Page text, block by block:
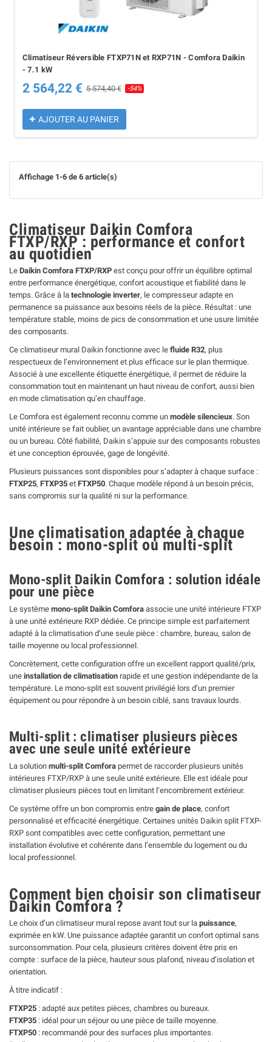
Climatiseur Réversible FTXP71N et RXP71N - Comfora Daikin
- 7.1 kW
2 564,22 € 5 574,40 € -54%
AJOUTER AU PANIER
Affichage 1-6 de 6 article(s)
Climatiseur Daikin Comfora
FTXP/RXP : performance et confort
au quotidien
Le Daikin Comfora FTXP/RXP est conçu pour offrir un équilibre optimal
entre performance énergétique, confort acoustique et fiabilité dans le
temps. Grâce à la technologie inverter, le compresseur adapte en
permanence sa puissance aux besoins réels de la pièce. Résultat : une
température stable, moins de pics de consommation et une usure limitée
des composants.
Ce climatiseur mural Daikin fonctionne avec le fluide R32, plus
respectueux de l’environnement et plus efficace sur le plan thermique.
Associé à une excellente étiquette énergétique, il permet de réduire la
consommation tout en maintenant un haut niveau de confort, aussi bien
en mode climatisation qu’en chauffage.
Le Comfora est également reconnu comme un modèle silencieux. Son
unité intérieure se fait oublier, un avantage appréciable dans une chambre
ou un bureau. Côté fiabilité, Daikin s’appuie sur des composants robustes
et une conception éprouvée, gage de longévité.
Plusieurs puissances sont disponibles pour s’adapter à chaque surface :
FTXP25, FTXP35 et FTXP50. Chaque modèle répond à un besoin précis,
sans compromis sur la qualité ni sur la performance.
Une climatisation adaptée à chaque
besoin : mono-split ou multi-split
Mono-split Daikin Comfora : solution idéale
pour une pièce
Le système mono-split Daikin Comfora associe une unité intérieure FTXP
à une unité extérieure RXP dédiée. Ce principe simple est parfaitement
adapté à la climatisation d’une seule pièce : chambre, bureau, salon de
taille moyenne ou local professionnel.
Concrètement, cette configuration offre un excellent rapport qualité/prix,
une installation de climatisation rapide et une gestion indépendante de la
température. Le mono-split est souvent privilégié lors d’un premier
équipement ou pour répondre à un besoin ciblé, sans travaux lourds.
Multi-split : climatiser plusieurs pièces
avec une seule unité extérieure
La solution multi-split Comfora permet de raccorder plusieurs unités
intérieures FTXP/RXP à une seule unité extérieure. Elle est idéale pour
climatiser plusieurs pièces tout en limitant l’encombrement extérieur.
Ce système offre un bon compromis entre gain de place, confort
personnalisé et efficacité énergétique. Certaines unités Daikin split FTXP-
RXP sont compatibles avec cette configuration, permettant une
installation évolutive et cohérente dans l’ensemble du logement ou du
local professionnel.
Comment bien choisir son climatiseur
Daikin Comfora ?
Le choix d’un climatiseur mural repose avant tout sur la puissance,
exprimée en kW. Une puissance adaptée garantit un confort optimal sans
surconsommation. Pour cela, plusieurs critères doivent être pris en
compte : surface de la pièce, hauteur sous plafond, niveau d’isolation et
orientation.
À titre indicatif :
FTXP25 : adapté aux petites pièces, chambres ou bureaux.
FTXP35 : idéal pour un séjour ou une pièce de taille moyenne.
FTXP50 : recommandé pour des surfaces plus importantes.